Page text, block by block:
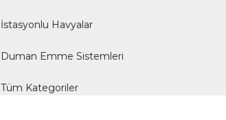
İstasyonlu Havyalar
Duman Emme Sistemleri
Tüm Kategoriler